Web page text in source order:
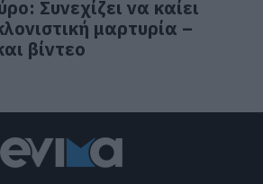
Συνεχίζει να καίει
μαρτυρία –
βίντεο